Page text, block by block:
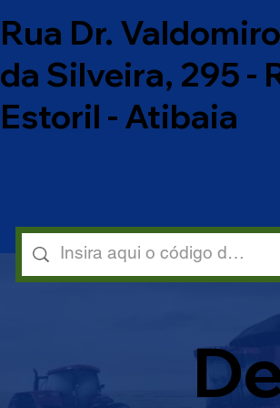
Rua Dr.
da Silveira, 295 -
Estoril - Atibaia